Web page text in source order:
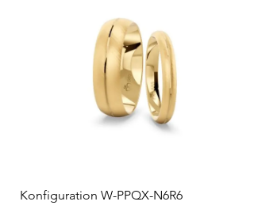
Konfiguration W-PPQX-N6R6